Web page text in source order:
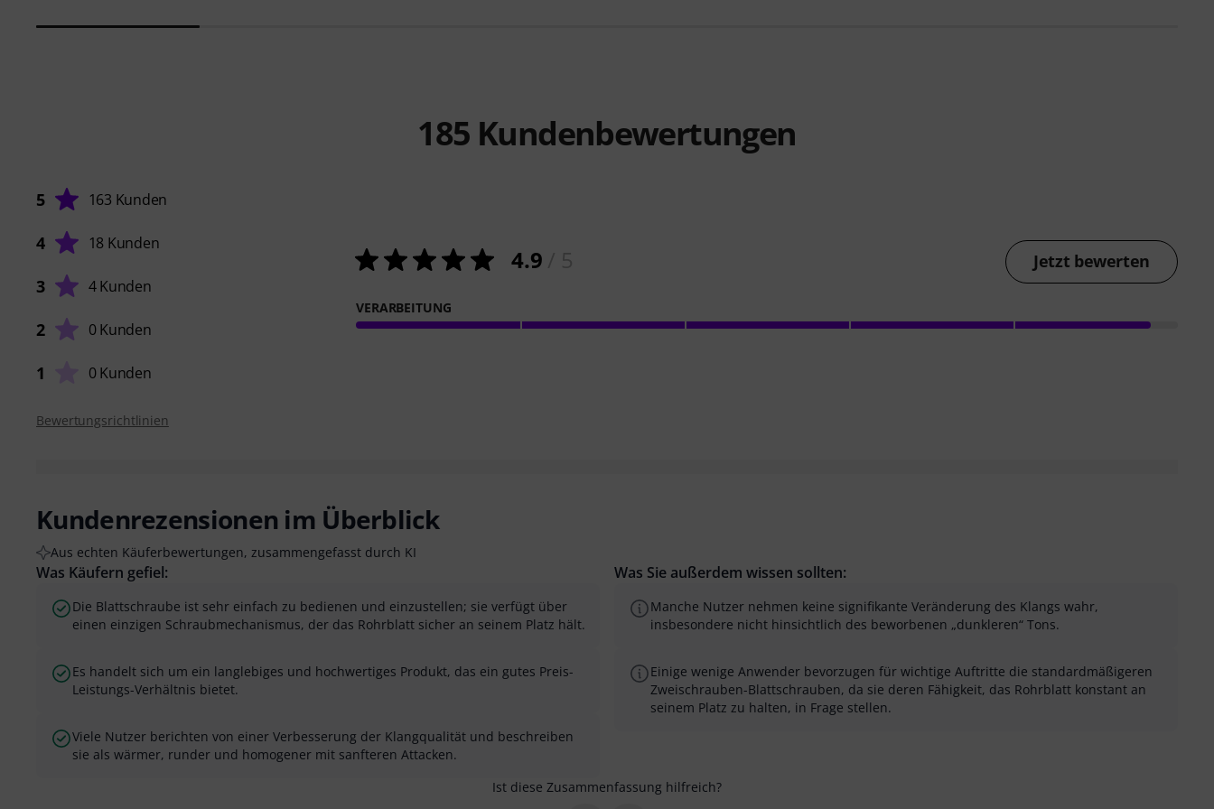
185 Kundenbewertungen
5 163 Kunden
4 18 Kunden
3 4 Kunden
2 0 Kunden
1 0 Kunden
4.9 Jetzt bewerten
VERARBEITUNG
Bewertungsrichtlinien
Kundenrezensionen im Überblick
Aus echten Käuferbewertungen, zusammengefasst durch KI
Was Käufern gefiel:
Die Blattschraube ist sehr einfach zu bedienen und einzustellen; sie verfügt über
einen einzigen Schraubmechanismus, der das Rohrblatt sicher an seinem Platz hält.
Es handelt sich um ein langlebiges und hochwertiges Produkt, das ein gutes Preis-
Leistungs-Verhältnis bietet.
Viele Nutzer berichten von einer Verbesserung der Klangqualität und beschreiben
sie als wärmer, runder und homogener mit sanfteren Attacken.
Was Sie außerdem wissen sollten:
Manche Nutzer nehmen keine signifikante Veränderung des Klangs wahr,
insbesondere nicht hinsichtlich des beworbenen „dunkleren“ Tons.
Einige wenige Anwender bevorzugen für wichtige Auftritte die standardmäßigeren
Zweischrauben-Blattschrauben, da sie deren Fähigkeit, das Rohrblatt konstant an
seinem Platz zu halten, in Frage stellen.
Ist diese Zusammenfassung hilfreich?